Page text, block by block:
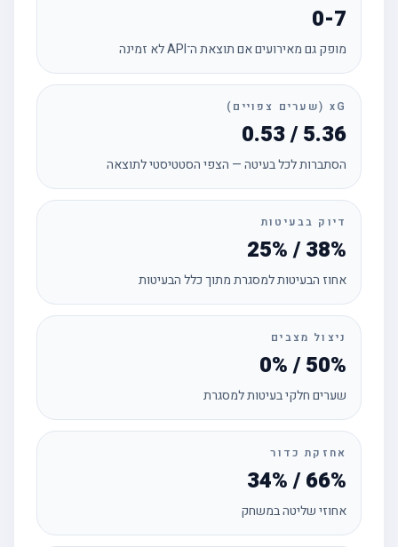
0-7
מופק גם מאירועים אם תוצאת ה־API לא זמינה
xG (שערים צפויים)
0.53 / 5.36
הסתברות לכל בעיטה — הצפי הסטטיסטי לתוצאה
דיוק בבעיטות
25% / 38%
אחוז הבעיטות למסגרת מתוך כלל הבעיטות
ניצול מצבים
0% / 50%
שערים חלקי בעיטות למסגרת
אחזקת כדור
34% / 66%
אחוזי שליטה במשחק